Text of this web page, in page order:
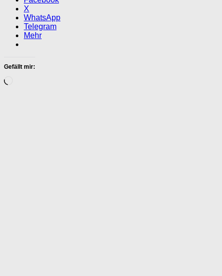
X
WhatsApp
Telegram
Mehr
Gefällt mir: